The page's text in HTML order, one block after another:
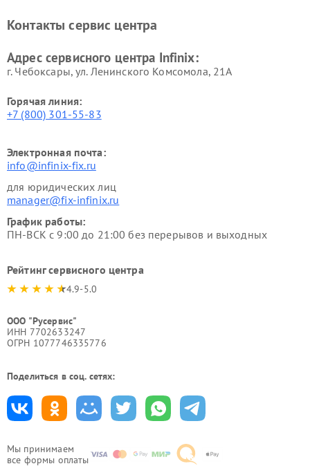
Мы принимаем
все формы оплаты
Контакты сервис центра
Адрес сервисного центра Infinix:
г. Чебоксары, ул. Ленинского Комсомола, 21А
Горячая линия:
+7 (800) 301-55-83
Электронная почта:
info@infinix-fix.ru
для юридических лиц
manager@fix-infinix.ru
График работы:
ПН-ВСК с 9:00 до 21:00 без перерывов и выходных
Рейтинг сервисного центра
4.9-5.0
ООО "Русервис"
ИНН 7702633247
ОГРН 1077746335776
Поделиться в соц. сетях: